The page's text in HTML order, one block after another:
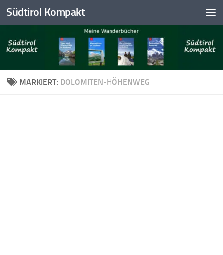
Skip to content
Südtirol Kompakt
MARKIERT: DOLOMITEN-HÖHENWEG